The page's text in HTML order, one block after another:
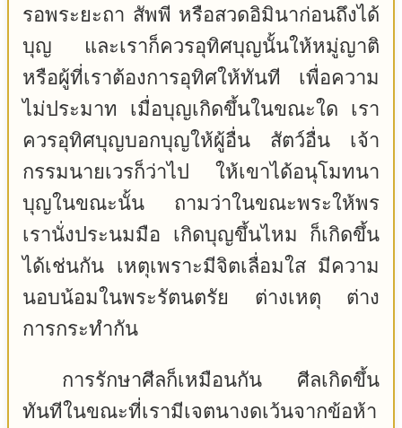
รอพระยะถา สัพพี หรือสวดอิมินาก่อนถึงได้
บุญ และเราก็ควรอุทิศบุญนั้นให้หมู่ญาติ
หรือผู้ที่เราต้องการอุทิศให้ทันที เพื่อความ
ไม่ประมาท เมื่อบุญเกิดขึ้นในขณะใด เรา
ควรอุทิศบุญบอกบุญให้ผู้อื่น สัตว์อื่น เจ้า
กรรมนายเวรก็ว่าไป ให้เขาได้อนุโมทนา
บุญในขณะนั้น ถามว่าในขณะพระให้พร
เรานั่งประนมมือ เกิดบุญขึ้นไหม ก็เกิดขึ้น
ได้เช่นกัน เหตุเพราะมีจิตเลื่อมใส มีความ
นอบน้อมในพระรัตนตรัย ต่างเหตุ ต่าง
การกระทำกัน
การรักษาศีลก็เหมือนกัน ศีลเกิดขึ้น
ทันทีในขณะที่เรามีเจตนางดเว้นจากข้อห้า